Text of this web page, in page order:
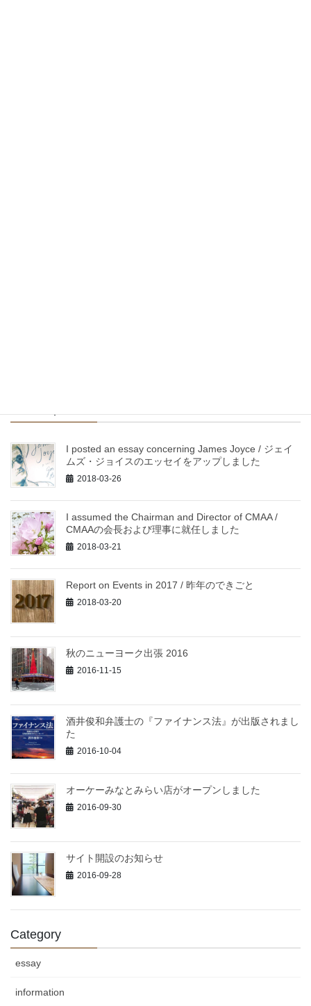
I posted an essay concerning James Joyce / ジェイ
ムズ・ジョイスのエッセイをアップしました
2018-03-26
I assumed the Chairman and Director of CMAA /
CMAAの会長および理事に就任しました
2018-03-21
Report on Events in 2017 / 昨年のできごと
2018-03-20
秋のニューヨーク出張 2016
2016-11-15
酒井俊和弁護士の『ファイナンス法』が出版されまし
た
2016-10-04
オーケーみなとみらい店がオープンしました
2016-09-30
サイト開設のお知らせ
2016-09-28
Category
essay
information